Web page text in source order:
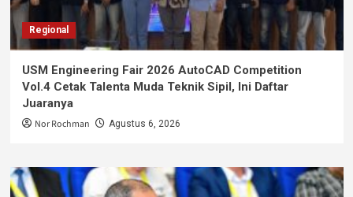
Regional
USM Engineering Fair 2026 AutoCAD Competition
Vol.4 Cetak Talenta Muda Teknik Sipil, Ini Daftar
Juaranya
Nor Rochman Agustus 6, 2026